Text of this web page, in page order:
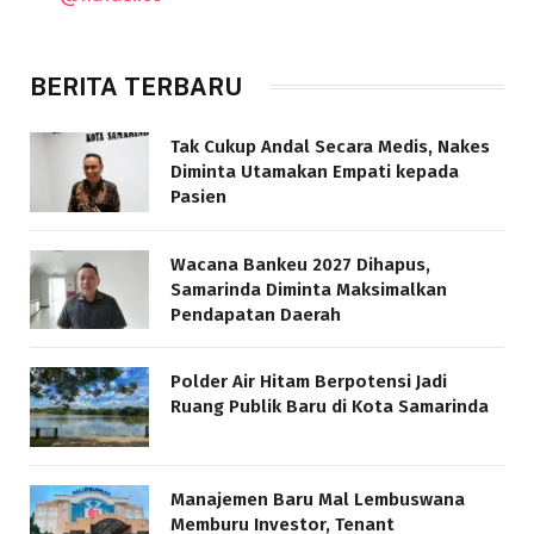
BERITA TERBARU
Tak Cukup Andal Secara Medis, Nakes
Diminta Utamakan Empati kepada
Pasien
Wacana Bankeu 2027 Dihapus,
Samarinda Diminta Maksimalkan
Pendapatan Daerah
Polder Air Hitam Berpotensi Jadi
Ruang Publik Baru di Kota Samarinda
Manajemen Baru Mal Lembuswana
Memburu Investor, Tenant